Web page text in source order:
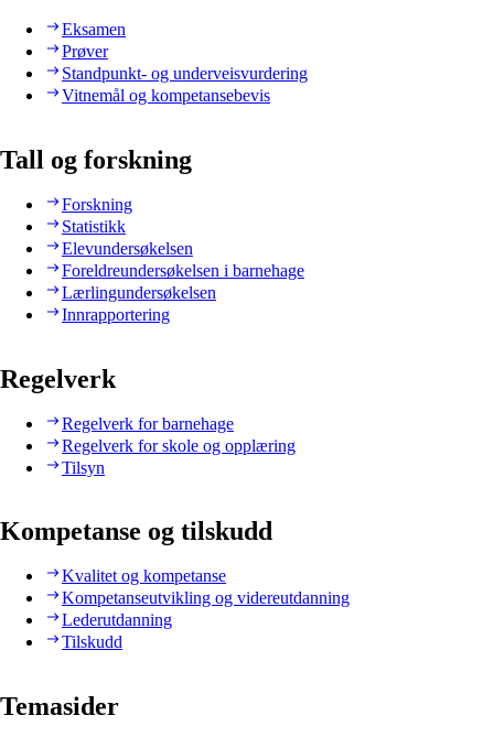
Eksamen
Prøver
Standpunkt- og underveisvurdering
Vitnemål og kompetansebevis
Tall og forskning
Forskning
Statistikk
Elevundersøkelsen
Foreldreundersøkelsen i barnehage
Lærlingundersøkelsen
Innrapportering
Regelverk
Regelverk for barnehage
Regelverk for skole og opplæring
Tilsyn
Kompetanse og tilskudd
Kvalitet og kompetanse
Kompetanseutvikling og videreutdanning
Lederutdanning
Tilskudd
Temasider